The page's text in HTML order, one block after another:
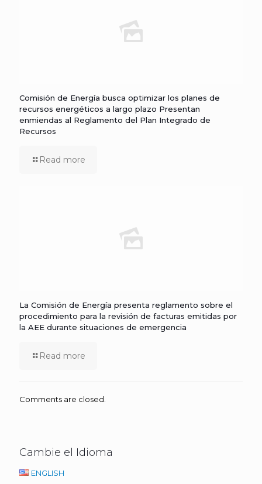
Comisión de Energía busca optimizar los planes de
recursos energéticos a largo plazo Presentan
enmiendas al Reglamento del Plan Integrado de
Recursos
Read more
La Comisión de Energía presenta reglamento sobre el
procedimiento para la revisión de facturas emitidas por
la AEE durante situaciones de emergencia
Read more
Comments are closed.
Cambie el Idioma
ENGLISH